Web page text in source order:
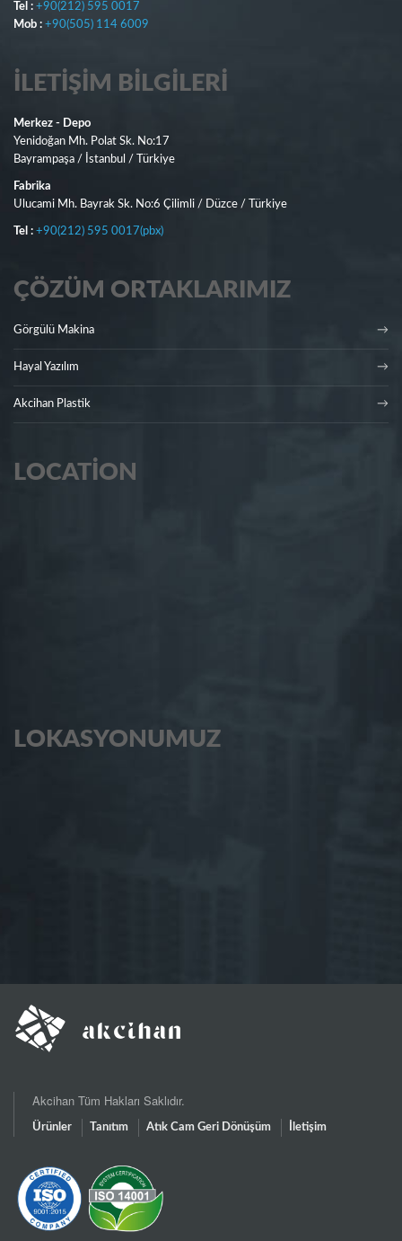
Tel : +90(212) 595 0017
Mob : +90(505) 114 6009
İLETIŞIM BILGILERI
Merkez - Depo
Yenidoğan Mh. Polat Sk. No:17
Bayrampaşa / İstanbul / Türkiye
Fabrika
Ulucami Mh. Bayrak Sk. No:6 Çilimli / Düzce / Türkiye
Tel : +90(212) 595 0017(pbx)
ÇÖZÜM ORTAKLARIMIZ
Görgülü Makina
Hayal Yazılım
Akcihan Plastik
LOCATION
LOKASYONUMUZ
Akcihan Tüm Hakları Saklıdır.
Ürünler Tanıtım Atık Cam Geri Dönüşüm İletişim